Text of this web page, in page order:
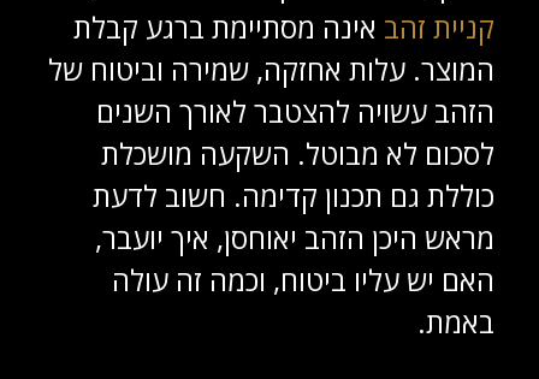
קניית זהב אינה מסתיימת ברגע קבלת
המוצר. עלות אחזקה, שמירה וביטוח של
הזהב עשויה להצטבר לאורך השנים
לסכום לא מבוטל. השקעה מושכלת
כוללת גם תכנון קדימה. חשוב לדעת
מראש היכן הזהב יאוחסן, איך יועבר,
האם יש עליו ביטוח, וכמה זה עולה
באמת.